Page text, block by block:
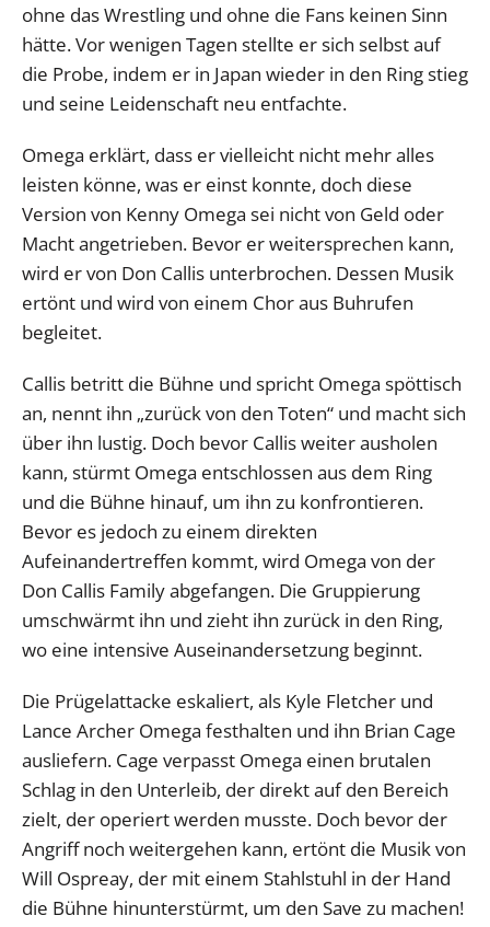
ohne das Wrestling und ohne die Fans keinen Sinn
hätte. Vor wenigen Tagen stellte er sich selbst auf
die Probe, indem er in Japan wieder in den Ring stieg
und seine Leidenschaft neu entfachte.
Omega erklärt, dass er vielleicht nicht mehr alles
leisten könne, was er einst konnte, doch diese
Version von Kenny Omega sei nicht von Geld oder
Macht angetrieben. Bevor er weitersprechen kann,
wird er von Don Callis unterbrochen. Dessen Musik
ertönt und wird von einem Chor aus Buhrufen
begleitet.
Callis betritt die Bühne und spricht Omega spöttisch
an, nennt ihn „zurück von den Toten“ und macht sich
über ihn lustig. Doch bevor Callis weiter ausholen
kann, stürmt Omega entschlossen aus dem Ring
und die Bühne hinauf, um ihn zu konfrontieren.
Bevor es jedoch zu einem direkten
Aufeinandertreffen kommt, wird Omega von der
Don Callis Family abgefangen. Die Gruppierung
umschwärmt ihn und zieht ihn zurück in den Ring,
wo eine intensive Auseinandersetzung beginnt.
Die Prügelattacke eskaliert, als Kyle Fletcher und
Lance Archer Omega festhalten und ihn Brian Cage
ausliefern. Cage verpasst Omega einen brutalen
Schlag in den Unterleib, der direkt auf den Bereich
zielt, der operiert werden musste. Doch bevor der
Angriff noch weitergehen kann, ertönt die Musik von
Will Ospreay, der mit einem Stahlstuhl in der Hand
die Bühne hinunterstürmt, um den Save zu machen!